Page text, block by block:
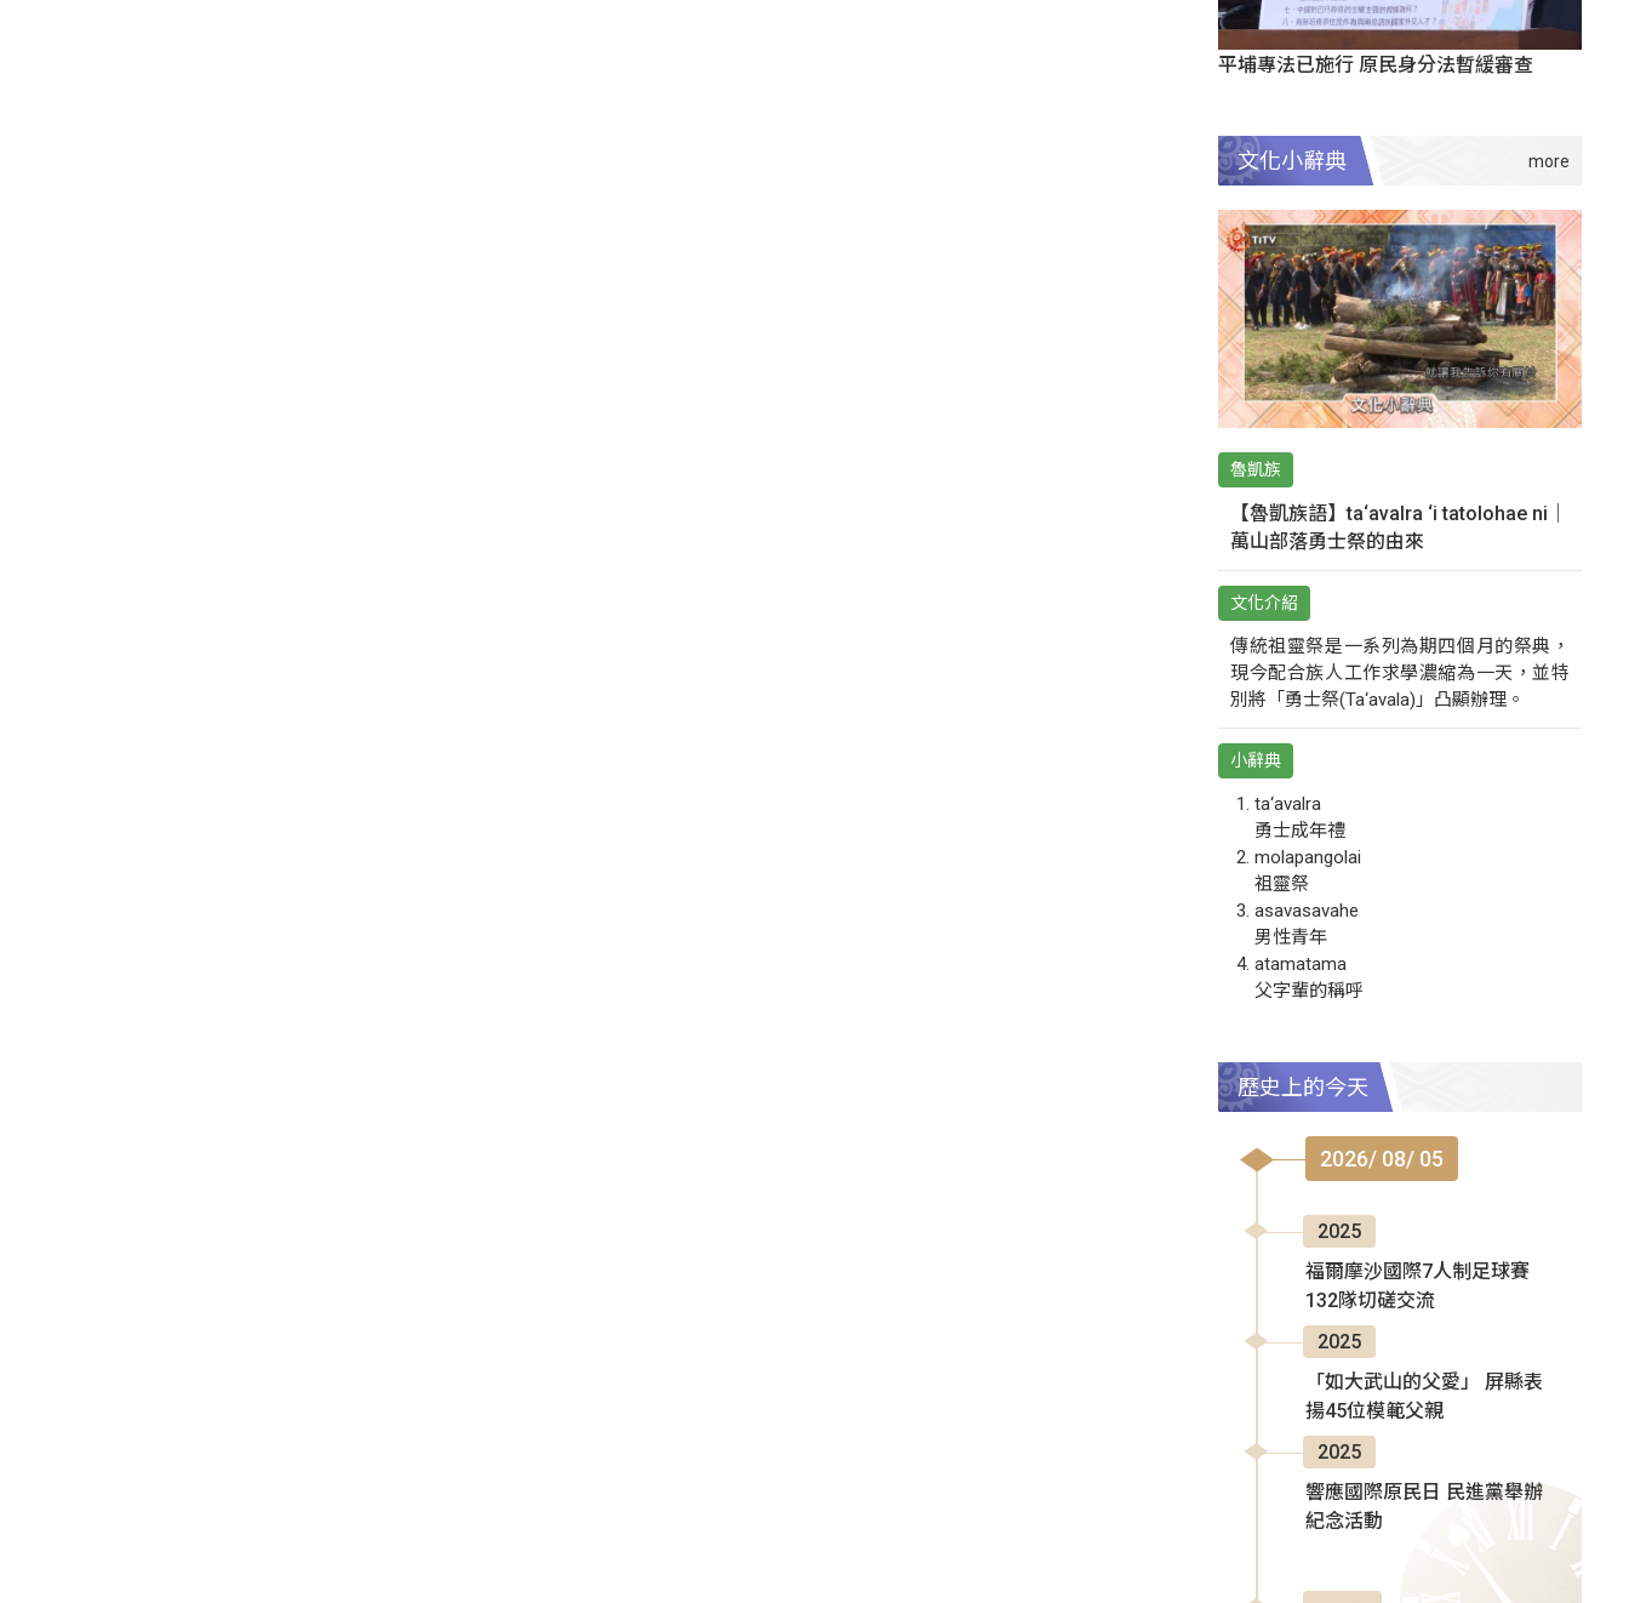
平埔專法已施行 原民身分法暫緩審查
文化小辭典
魯凱族
【魯凱族語】ta‘avalra ‘i tatolohae ni｜
萬山部落勇士祭的由來
文化介紹
傳統祖靈祭是一系列為期四個月的祭典，
現今配合族人工作求學濃縮為一天，並特
別將「勇士祭(Ta‘avala)」凸顯辦理。
小辭典
ta‘avalra
勇士成年禮
molapangolai
祖靈祭
asavasavahe
男性青年
atamatama
父字輩的稱呼
歷史上的今天
2026/ 08/ 05
2025
福爾摩沙國際7人制足球賽
132隊切磋交流
2025
「如大武山的父愛」 屏縣表
揚45位模範父親
2025
響應國際原民日 民進黨舉辦
紀念活動